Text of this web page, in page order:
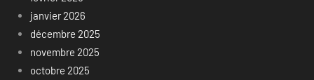
janvier 2026
décembre 2025
novembre 2025
octobre 2025